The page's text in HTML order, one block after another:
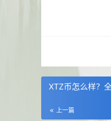
XTZ币怎么样？
上一篇